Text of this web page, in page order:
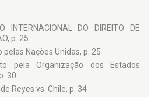
INTERNACIONAL DO DIREITO DE
p. 25
Nações Unidas, p. 25
pela Organização dos Estados
30
Reyes vs. Chile, p. 34